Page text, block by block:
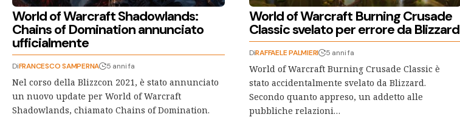
World of Warcraft Shadowlands:
Chains of Domination annunciato
ufficialmente
DiFRANCESCO SAMPERNA 5 anni fa
Nel corso della Blizzcon 2021, è stato annunciato
un nuovo update per World of Warcraft
Shadowlands, chiamato Chains of Domination.
World of Warcraft Burning Crusade
Classic svelato per errore da Blizzard
DiRAFFAELE PALMIERI 5 anni fa
World of Warcraft Burning Crusade Classic è
stato accidentalmente svelato da Blizzard.
Secondo quanto appreso, un addetto alle
pubbliche relazioni…